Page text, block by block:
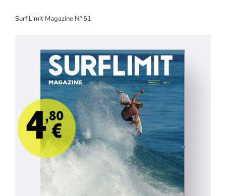
Surf Limit Magazine Nº 51